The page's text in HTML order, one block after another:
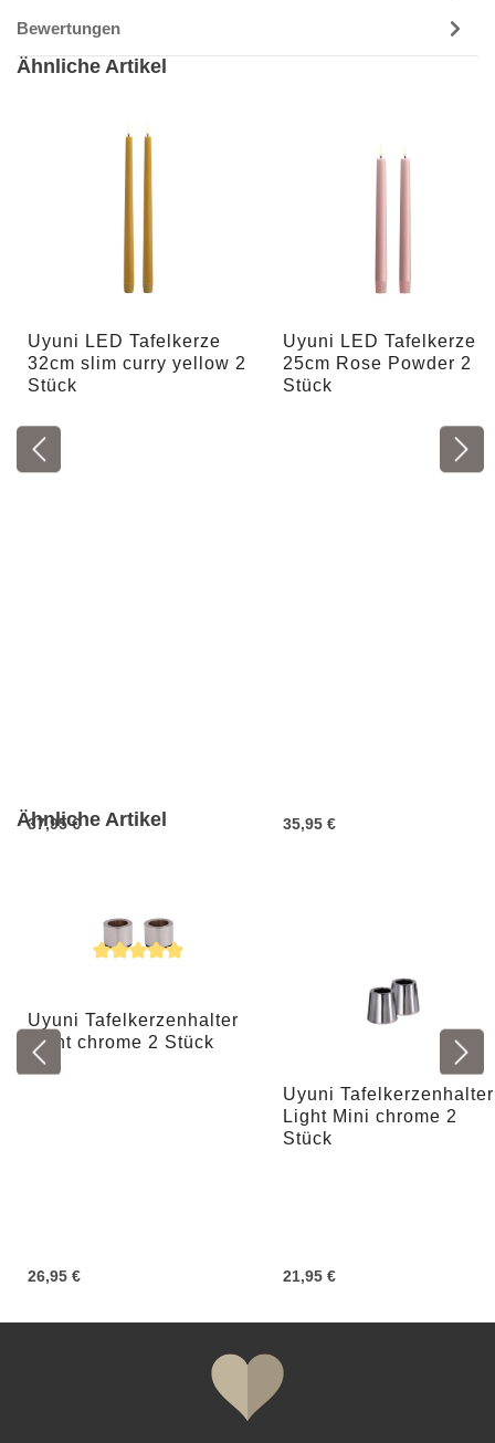
Bewertungen
Ähnliche Artikel
Uyuni LED Tafelkerze
32cm slim curry yellow 2
Stück
37,95 €
Uyuni LED Tafelkerze
25cm Rose Powder 2
Stück
35,95 €
Ähnliche Artikel
Uyuni Tafelkerzenhalter
Light chrome 2 Stück
26,95 €
Uyuni Tafelkerzenhalter
Light Mini chrome 2
Stück
21,95 €